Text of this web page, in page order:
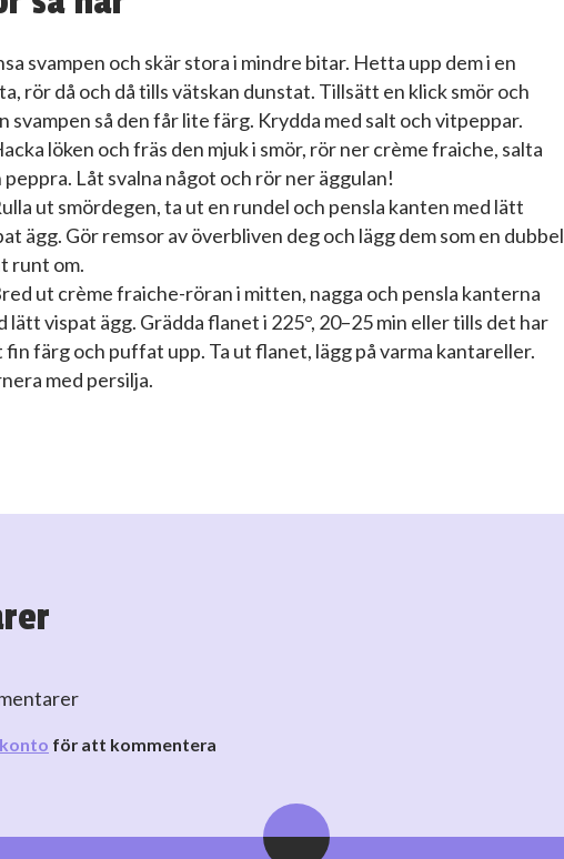
svampen och skär stora i mindre bitar. Hetta upp dem i en
rör då och då tills vätskan dunstat. Tillsätt en klick smör och
svampen så den får lite färg. Krydda med salt och vitpeppar.
löken och fräs den mjuk i smör, rör ner crème fraiche, salta
peppra. Låt svalna något och rör ner äggulan!
ut smördegen, ta ut en rundel och pensla kanten med lätt
ägg. Gör remsor av överbliven deg och lägg dem som en dubbel
runt om.
ut crème fraiche-röran i mitten, nagga och pensla kanterna
lätt vispat ägg. Grädda flanet i 225°, 20–25 min eller tills det har
färg och puffat upp. Ta ut flanet, lägg på varma kantareller.
med persilja.
för att kommentera